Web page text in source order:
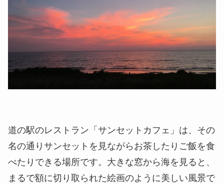
道の駅のレストラン「サンセットカフェ」は、その
名の通りサンセットを見ながらお茶したりご飯を食
べたりできる場所です。大きな窓から海を見ると、
まるで額に切り取られた絵画のように美しい風景で